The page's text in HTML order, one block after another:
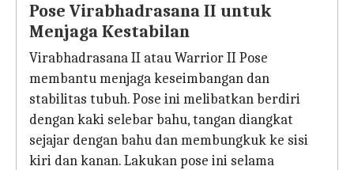
Pose Virabhadrasana II untuk
Menjaga Kestabilan
Virabhadrasana II atau Warrior II Pose
membantu menjaga keseimbangan dan
stabilitas tubuh. Pose ini melibatkan berdiri
dengan kaki selebar bahu, tangan diangkat
sejajar dengan bahu dan membungkuk ke sisi
kiri dan kanan. Lakukan pose ini selama